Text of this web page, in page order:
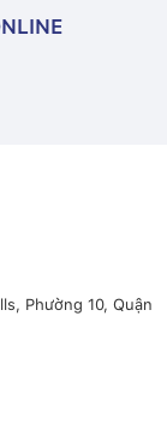
Phường 10, Quận